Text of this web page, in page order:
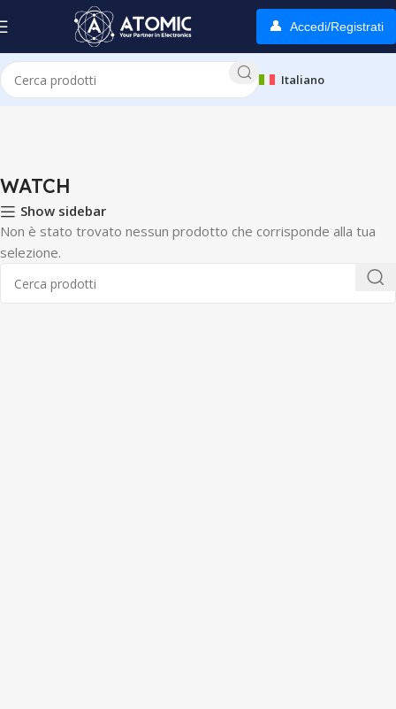
Accedi/Registrati
Italiano
Home WEARABLE WATCH
WATCH
Show sidebar
Non è stato trovato nessun prodotto che corrisponde alla tua
selezione.